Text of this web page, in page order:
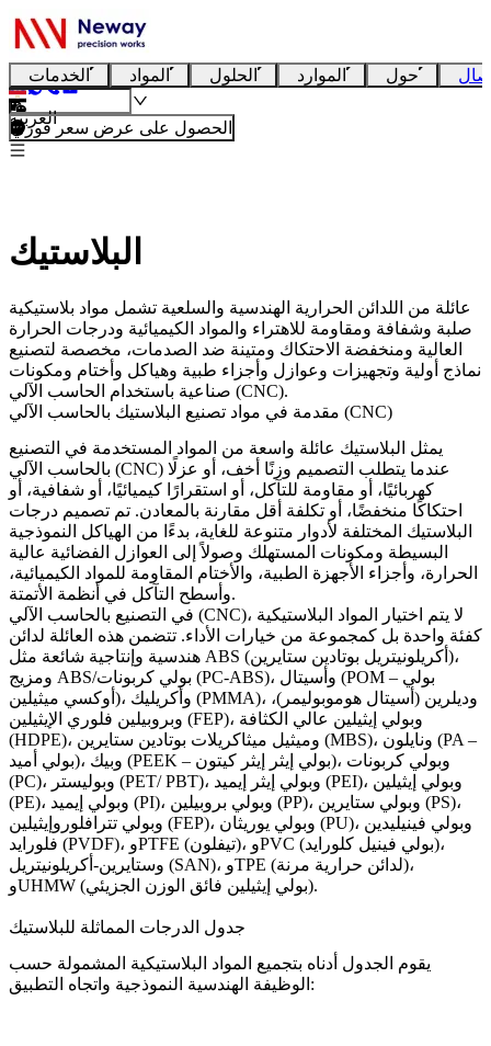
الخدمات المواد الحلول الموارد حول
العربية
الحصول على عرض سعر فوري
البلاستيك
عائلة من اللدائن الحرارية الهندسية والسلعية تشمل مواد بلاستيكية
صلبة وشفافة ومقاومة للاهتراء والمواد الكيميائية ودرجات الحرارة
العالية ومنخفضة الاحتكاك ومتينة ضد الصدمات، مخصصة لتصنيع
نماذج أولية وتجهيزات وعوازل وأجزاء طبية وهياكل وأختام ومكونات
صناعية باستخدام الحاسب الآلي (CNC).
مقدمة في مواد تصنيع البلاستيك بالحاسب الآلي (CNC)
يمثل البلاستيك عائلة واسعة من المواد المستخدمة في التصنيع
بالحاسب الآلي (CNC) عندما يتطلب التصميم وزنًا أخف، أو عزلًا
كهربائيًا، أو مقاومة للتآكل، أو استقرارًا كيميائيًا، أو شفافية، أو
احتكاكًا منخفضًا، أو تكلفة أقل مقارنة بالمعادن. تم تصميم درجات
البلاستيك المختلفة لأدوار متنوعة للغاية، بدءًا من الهياكل النموذجية
البسيطة ومكونات المستهلك وصولاً إلى العوازل الفضائية عالية
الحرارة، وأجزاء الأجهزة الطبية، والأختام المقاومة للمواد الكيميائية،
وأسطح التآكل في أنظمة الأتمتة.
في التصنيع بالحاسب الآلي (CNC)، لا يتم اختيار المواد البلاستيكية
كفئة واحدة بل كمجموعة من خيارات الأداء. تتضمن هذه العائلة لدائن
هندسية وإنتاجية شائعة مثل ABS (أكريلونيتريل بوتادين ستايرين)،
ومزيج ABS/بولي كربونات (PC-ABS)، وأسيتال (POM – بولي
أوكسي ميثيلين)، وأكريليك (PMMA)، وديلرين (أسيتال هوموبوليمر)،
وبروبيلين فلوري الإيثيلين (FEP)، وبولي إيثيلين عالي الكثافة
(HDPE)، وميثيل ميثاكريلات بوتادين ستايرين (MBS)، ونايلون (PA –
بولي أميد)، وبيك (PEEK – بولي إيثر إيثر كيتون)، وبولي كربونات
(PC)، وبوليستر (PET/ PBT)، وبولي إيثر إيميد (PEI)، وبولي إيثيلين
(PE)، وبولي إيميد (PI)، وبولي بروبيلين (PP)، وبولي ستايرين (PS)،
وبولي تترافلوروإيثيلين (FEP)، وبولي يوريثان (PU)، وبولي فينيليدين
فلورايد (PVDF)، وPTFE (تيفلون)، وPVC (بولي فينيل كلورايد)،
وستايرين-أكريلونيتريل (SAN)، وTPE (لدائن حرارية مرنة)،
وUHMW (بولي إيثيلين فائق الوزن الجزيئي).
جدول الدرجات المماثلة للبلاستيك
يقوم الجدول أدناه بتجميع المواد البلاستيكية المشمولة حسب
الوظيفة الهندسية النموذجية واتجاه التطبيق: